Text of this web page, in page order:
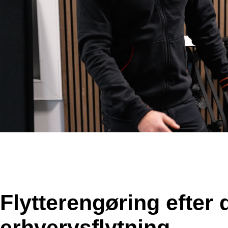
Flytterengøring efter